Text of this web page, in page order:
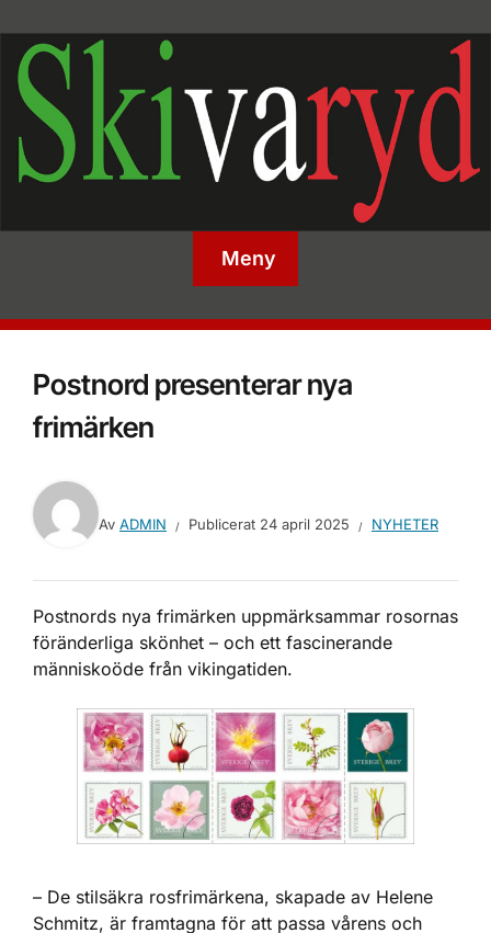
Meny
Postnord presenterar nya
frimärken
Av ADMIN Publicerat 24 april 2025 NYHETER
Postnords nya frimärken uppmärksammar rosornas
föränderliga skönhet – och ett fascinerande
människoöde från vikingatiden.
– De stilsäkra rosfrimärkena, skapade av Helene
Schmitz, är framtagna för att passa vårens och